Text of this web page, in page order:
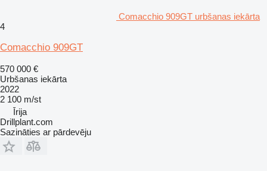
Comacchio 909GT urbšanas iekārta
4
Comacchio 909GT
570 000 €
Urbšanas iekārta
2022
2 100 m/st
Īrija
Drillplant.com
Sazināties ar pārdevēju